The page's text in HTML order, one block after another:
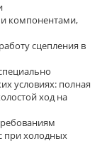
компонентами,
сцепления в
условиях: полная
ход на
при холодных